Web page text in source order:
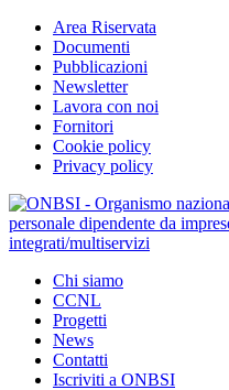
Area Riservata
Documenti
Pubblicazioni
Newsletter
Lavora con noi
Fornitori
Cookie policy
Privacy policy
Chi siamo
CCNL
Progetti
News
Contatti
Iscriviti a ONBSI